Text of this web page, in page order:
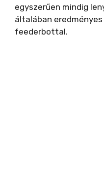
egyszerűen mindig
általában
feederbottal.